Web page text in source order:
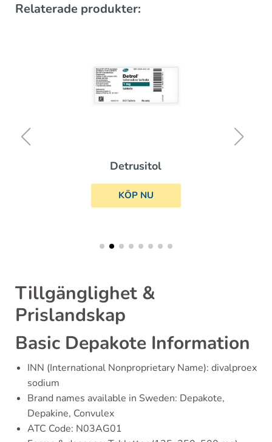
Relaterade produkter:
Detrusitol
KÖP NU
Tillgänglighet &
Prislandskap
Basic Depakote Information
INN (International Nonproprietary Name): divalproex
sodium
Brand names available in Sweden: Depakote,
Depakine, Convulex
ATC Code: N03AG01